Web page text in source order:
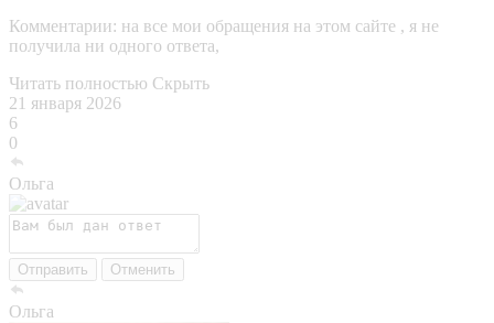
Комментарии: на все мои обращения на этом сайте , я не
получила ни одного ответа,
Читать полностью Скрыть
21 января 2026
6
0
Ольга
Отправить Отменить
Ольга